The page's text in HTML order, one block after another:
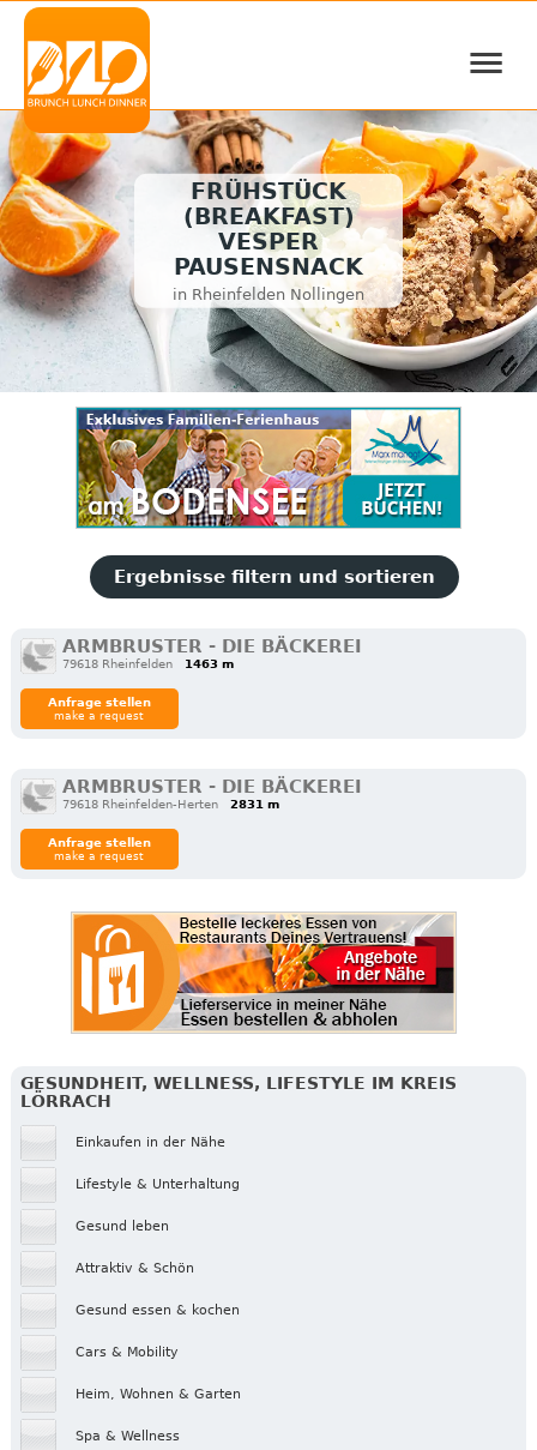
≡
FRÜHSTÜCK
(BREAKFAST)
VESPER
PAUSENSNACK
in Rheinfelden Nollingen
Ergebnisse filtern und sortieren
ARMBRUSTER - DIE BÄCKEREI
79618 Rheinfelden 1463 m
Anfrage stellen
make a request
ARMBRUSTER - DIE BÄCKEREI
79618 Rheinfelden-Herten 2831 m
Anfrage stellen
make a request
GESUNDHEIT, WELLNESS, LIFESTYLE IM KREIS
LÖRRACH
Einkaufen in der Nähe
Lifestyle & Unterhaltung
Gesund leben
Attraktiv & Schön
Gesund essen & kochen
Cars & Mobility
Heim, Wohnen & Garten
Spa & Wellness